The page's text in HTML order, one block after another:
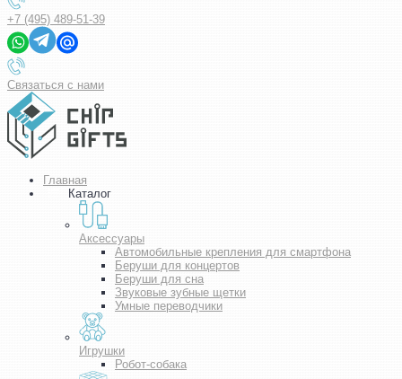
+7 (495) 489-51-39
Связаться с нами
Главная
Каталог
Аксессуары
Автомобильные крепления для смартфона
Беруши для концертов
Беруши для сна
Звуковые зубные щетки
Умные переводчики
Игрушки
Робот-собака